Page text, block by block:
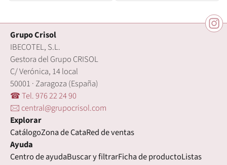
Grupo Crisol
IBECOTEL, S.L.
Gestora del Grupo CRISOL
C/ Verónica, 14 local
50001 · Zaragoza (España)
☎ Tel. 976 22 24 90
🖂 central@grupocrisol.com
Explorar
CatálogoZona de CataRed de ventas
Ayuda
Centro de ayudaBuscar y filtrarFicha de productoListas